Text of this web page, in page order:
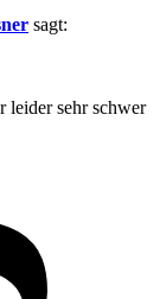
sagt:
leider sehr schwer